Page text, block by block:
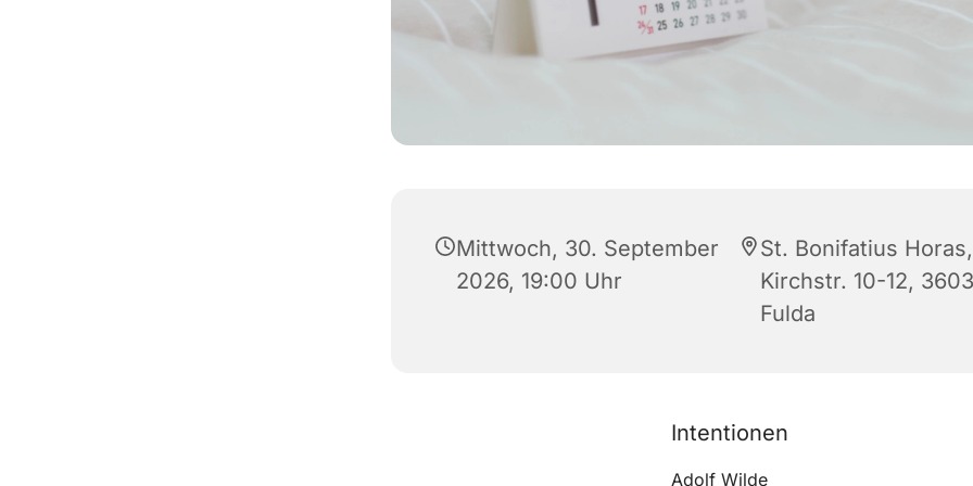
Mittwoch, 30. September
2026, 19:00 Uhr
St. Bonifatius Horas,
Kirchstr. 10-12,
Fulda
Intentionen
Adolf Wilde